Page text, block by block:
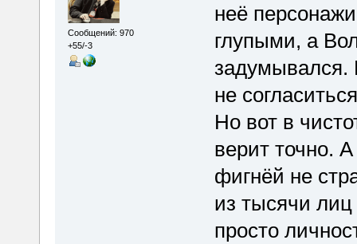
Сообщений: 970
+55/-3
неё
глупыми, а
задумывался.
не
Но вот в
верит точно.
фигнёй не
из тысячи
просто